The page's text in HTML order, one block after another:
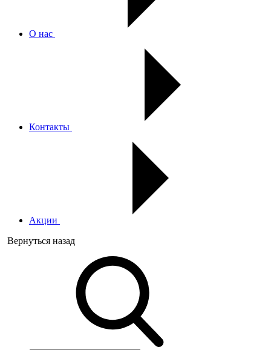
О нас
Контакты
Акции
Вернуться назад